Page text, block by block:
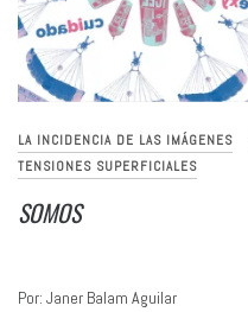
LA INCIDENCIA DE LAS IMÁGENES
TENSIONES SUPERFICIALES
SOMOS
Por: Janer Balam Aguilar